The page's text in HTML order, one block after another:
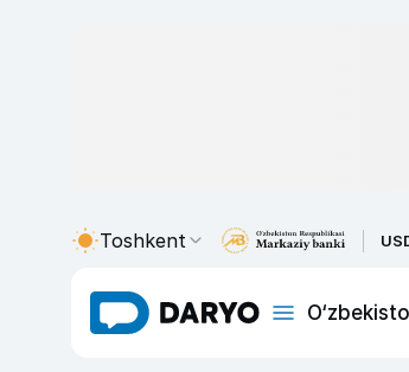
Toshkent